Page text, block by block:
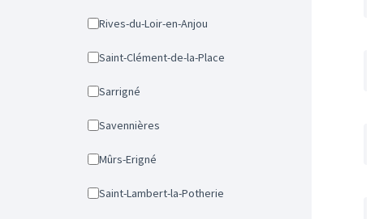
Rives-du-Loir-en-Anjou
Saint-Clément-de-la-Place
Sarrigné
Savennières
Mûrs-Erigné
Saint-Lambert-la-Potherie